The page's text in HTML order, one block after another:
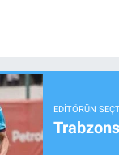
EDITÖRÜN